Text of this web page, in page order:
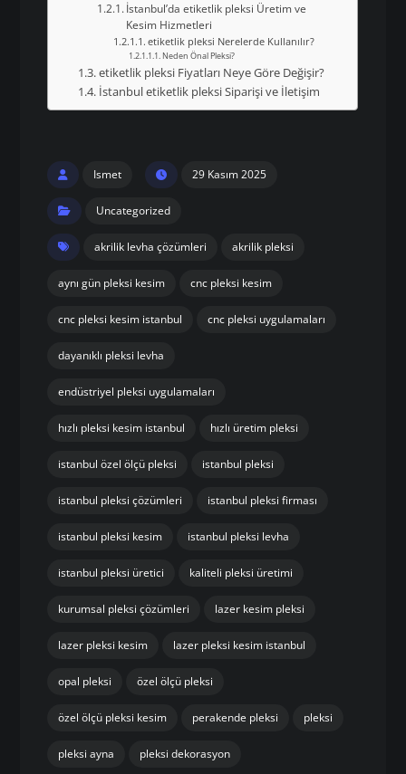
İstanbul’da etiketlik pleksi Üretim ve
Kesim Hizmetleri
etiketlik pleksi Nerelerde Kullanılır?
Neden Önal Pleksi?
etiketlik pleksi Fiyatları Neye Göre Değişir?
İstanbul etiketlik pleksi Siparişi ve İletişim
Ismet 29 Kasım 2025
Uncategorized
akrilik levha çözümleri akrilik pleksi
aynı gün pleksi kesim cnc pleksi kesim
cnc pleksi kesim istanbul cnc pleksi uygulamaları
dayanıklı pleksi levha
endüstriyel pleksi uygulamaları
hızlı pleksi kesim istanbul hızlı üretim pleksi
istanbul özel ölçü pleksi istanbul pleksi
istanbul pleksi çözümleri istanbul pleksi firması
istanbul pleksi kesim istanbul pleksi levha
istanbul pleksi üretici kaliteli pleksi üretimi
kurumsal pleksi çözümleri lazer kesim pleksi
lazer pleksi kesim lazer pleksi kesim istanbul
opal pleksi özel ölçü pleksi
özel ölçü pleksi kesim perakende pleksi pleksi
pleksi ayna pleksi dekorasyon